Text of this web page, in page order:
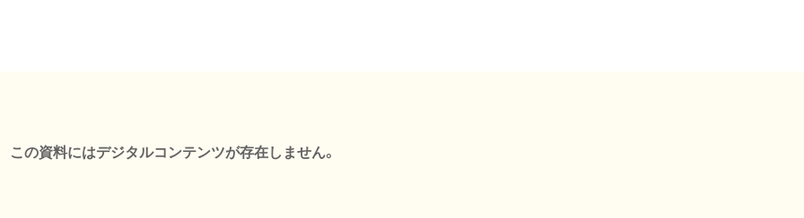
この資料にはデジタルコンテンツが存在しません。